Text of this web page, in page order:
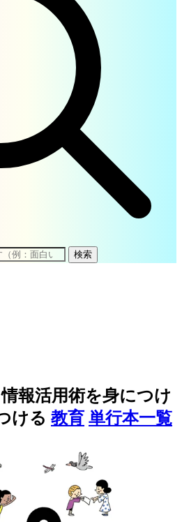
検索
報活用術を身につけ
ける 教育 単行本一覧